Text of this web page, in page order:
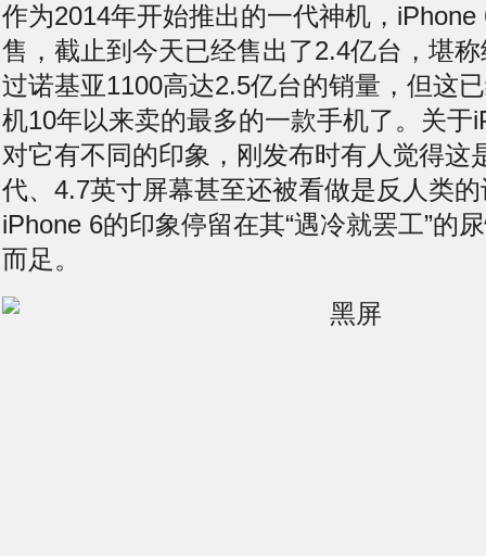
作为2014年开始推出的一代神机，
售，截止到今天已经售出了2.4亿台，堪
过诺基亚1100高达2.5亿台的销量，但这
机10年以来卖的最多的一款手机了。关于
对它有不同的印象，刚发布时有人觉得这
代、4.7英寸屏幕甚至还被看做是反人类
iPhone 6的印象停留在其“遇冷就罢工”的
而足。